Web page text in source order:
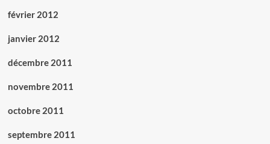
février 2012
janvier 2012
décembre 2011
novembre 2011
octobre 2011
septembre 2011